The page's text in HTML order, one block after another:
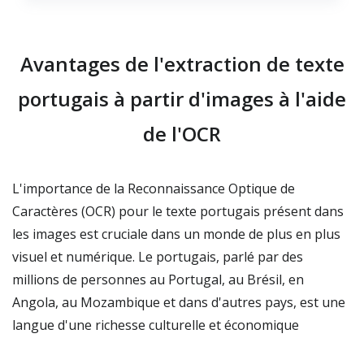
Avantages de l'extraction de texte
portugais à partir d'images à l'aide
de l'OCR
L'importance de la Reconnaissance Optique de
Caractères (OCR) pour le texte portugais présent dans
les images est cruciale dans un monde de plus en plus
visuel et numérique. Le portugais, parlé par des
millions de personnes au Portugal, au Brésil, en
Angola, au Mozambique et dans d'autres pays, est une
langue d'une richesse culturelle et économique